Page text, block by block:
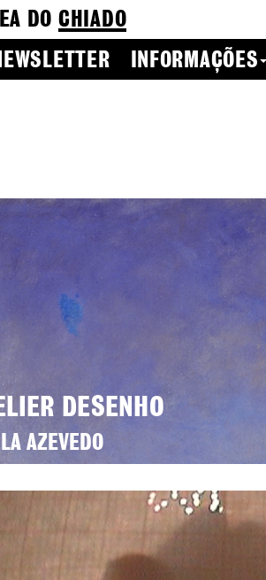
DO CHIADO
INFORMAÇÕES
DESENHO
AZEVEDO